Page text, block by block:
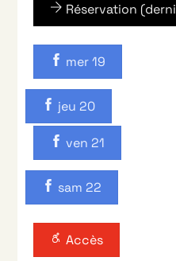
Réservation
mer 19
jeu 20
ven 21
sam 22
Accès